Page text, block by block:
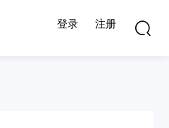
登录 注册